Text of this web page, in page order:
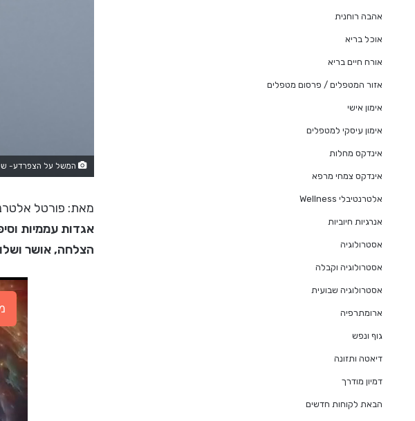
המשל על הצפרדע-
מאת: פורטל
אגדות עממיות
הצלחה, אושר
אהבה רוחנית
אוכל בריא
אורח חיים בריא
אזור המטפלים / פרסום מטפלים
אימון אישי
אימון עיסקי למטפלים
אינדקס מחלות
אינדקס צמחי מרפא
אלטרנטיבלי Wellness
אנרגיות חיוביות
אסטרולוגיה
אסטרולוגיה וקבלה
אסטרולוגיה שבועית
ארומתרפיה
גוף ונפש
דיאטה ותזונה
דמיון מודרך
הבאת לקוחות חדשים